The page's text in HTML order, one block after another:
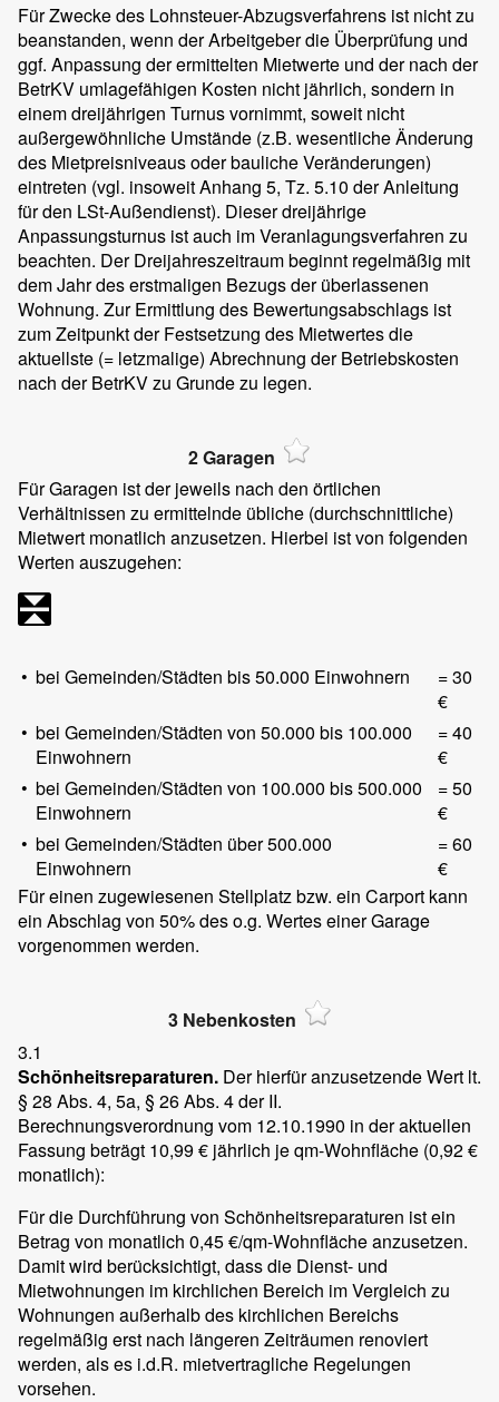
Für Zwecke des Lohnsteuer-Abzugsverfahrens ist nicht zu
beanstanden, wenn der Arbeitgeber die Überprüfung und
ggf. Anpassung der ermittelten Mietwerte und der nach der
BetrKV umlagefähigen Kosten nicht jährlich, sondern in
einem dreijährigen Turnus vornimmt, soweit nicht
außergewöhnliche Umstände (z.B. wesentliche Änderung
des Mietpreisniveaus oder bauliche Veränderungen)
eintreten (vgl. insoweit Anhang 5, Tz. 5.10 der Anleitung
für den LSt-Außendienst). Dieser dreijährige
Anpassungsturnus ist auch im Veranlagungsverfahren zu
beachten. Der Dreijahreszeitraum beginnt regelmäßig mit
dem Jahr des erstmaligen Bezugs der überlassenen
Wohnung. Zur Ermittlung des Bewertungsabschlags ist
zum Zeitpunkt der Festsetzung des Mietwertes die
aktuellste (= letzmalige) Abrechnung der Betriebskosten
nach der BetrKV zu Grunde zu legen.
2 Garagen
Für Garagen ist der jeweils nach den örtlichen
Verhältnissen zu ermittelnde übliche (durchschnittliche)
Mietwert monatlich anzusetzen. Hierbei ist von folgenden
Werten auszugehen:
• bei Gemeinden/Städten bis 50.000 Einwohnern
= 30
€
• bei Gemeinden/Städten von 50.000 bis 100.000
Einwohnern
= 40
€
• bei Gemeinden/Städten von 100.000 bis 500.000
Einwohnern
= 50
€
• bei Gemeinden/Städten über 500.000
Einwohnern
= 60
€
Für einen zugewiesenen Stellplatz bzw. ein Carport kann
ein Abschlag von 50% des o.g. Wertes einer Garage
vorgenommen werden.
3 Nebenkosten
3.1
Schönheitsreparaturen. Der hierfür anzusetzende Wert lt.
§ 28 Abs. 4, 5a, § 26 Abs. 4 der II.
Berechnungsverordnung vom 12.10.1990 in der aktuellen
Fassung beträgt 10,99 € jährlich je qm-Wohnfläche (0,92 €
monatlich):
Für die Durchführung von Schönheitsreparaturen ist ein
Betrag von monatlich 0,45 €/qm-Wohnfläche anzusetzen.
Damit wird berücksichtigt, dass die Dienst- und
Mietwohnungen im kirchlichen Bereich im Vergleich zu
Wohnungen außerhalb des kirchlichen Bereichs
regelmäßig erst nach längeren Zeiträumen renoviert
werden, als es i.d.R. mietvertragliche Regelungen
vorsehen.